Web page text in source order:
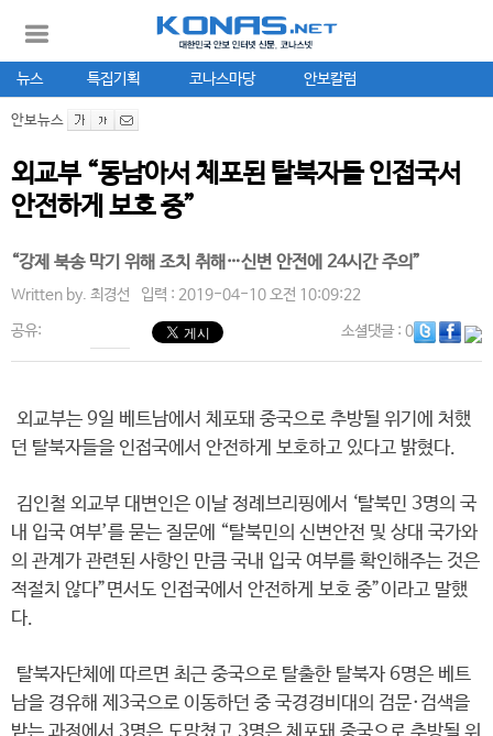
뉴스 특집기획 코나스마당 안보칼럼
안보뉴스
외교부 “동남아서 체포된 탈북자들 인접국서
안전하게 보호 중”
“강제 북송 막기 위해 조치 취해…신변 안전에 24시간 주의”
Written by. 최경선 입력 : 2019-04-10 오전 10:09:22
공유: 소셜댓글: 0
외교부는 9일 베트남에서 체포돼 중국으로 추방될 위기에 처했
던 탈북자들을 인접국에서 안전하게 보호하고 있다고 밝혔다.
김인철 외교부 대변인은 이날 정례브리핑에서 ‘탈북민 3명의 국
내 입국 여부’를 묻는 질문에 “탈북민의 신변안전 및 상대 국가와
의 관계가 관련된 사항인 만큼 국내 입국 여부를 확인해주는 것은
적절치 않다”면서도 인접국에서 안전하게 보호 중”이라고 말했
다.
탈북자단체에 따르면 최근 중국으로 탈출한 탈북자 6명은 베트
남을 경유해 제3국으로 이동하던 중 국경경비대의 검문·검색을